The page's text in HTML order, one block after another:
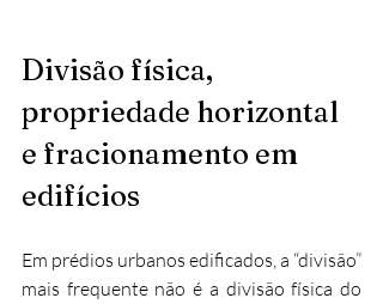
Divisão física,
propriedade horizontal
e fracionamento em
edifícios
Em prédios urbanos edificados, a “divisão”
mais frequente não é a divisão física do